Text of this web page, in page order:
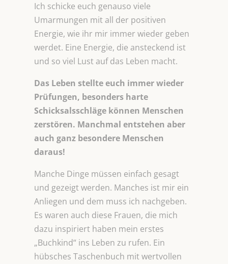
Ich schicke euch genauso viele
Umarmungen mit all der positiven
Energie, wie ihr mir immer wieder geben
werdet. Eine Energie, die ansteckend ist
und so viel Lust auf das Leben macht.
Das Leben stellte euch immer wieder
Prüfungen, besonders harte
Schicksalsschläge können Menschen
zerstören. Manchmal entstehen aber
auch ganz besondere Menschen
daraus!
Manche Dinge müssen einfach gesagt
und gezeigt werden. Manches ist mir ein
Anliegen und dem muss ich nachgeben.
Es waren auch diese Frauen, die mich
dazu inspiriert haben mein erstes
„Buchkind“ ins Leben zu rufen. Ein
hübsches Taschenbuch mit wertvollen